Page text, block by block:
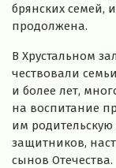
брянских семей,
продолжена.
В Хрустальном
чествовали
и более лет,
на воспитание
им
защитников,
сынов Отечества.